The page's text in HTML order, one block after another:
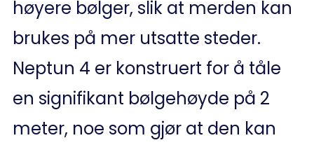
høyere bølger, slik at merden kan
brukes på mer utsatte steder.
Neptun 4 er konstruert for å tåle
en signifikant bølgehøyde på 2
meter, noe som gjør at den kan